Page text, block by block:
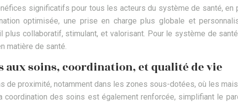
significatifs pour tous les acteurs du système de santé,
optimisée, une prise en charge plus globale et
collaboratif, stimulant, et valorisant. Pour le système de
matière de santé.
aux soins, coordination, et qualité de vie
de proximité, notamment dans les zones sous-dotées, où les
des soins est également renforcée, simplifiant le